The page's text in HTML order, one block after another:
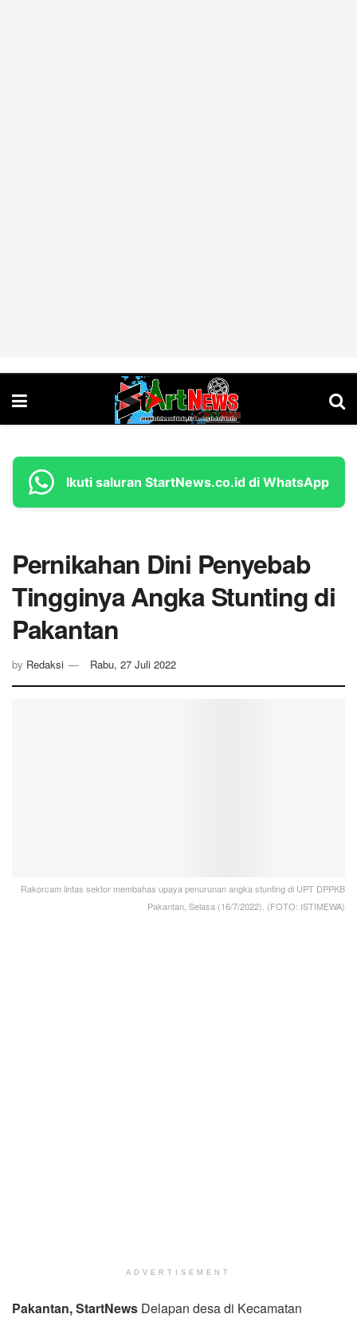
Ikuti saluran StartNews.co.id di WhatsApp
Pernikahan Dini Penyebab
Tingginya Angka Stunting di
Pakantan
by Redaksi Rabu, 27 Juli 2022
Rakorcam lintas sektor membahas upaya penurunan angka stunting di UPT DPPKB
Pakantan, Selasa (16/7/2022). (FOTO: ISTIMEWA)
ADVERTISEMENT
Pakantan, StartNews Delapan desa di Kecamatan